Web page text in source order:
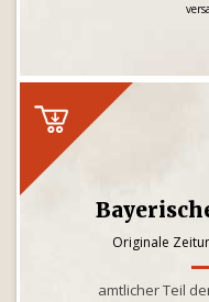
Originale
amtlicher Teil